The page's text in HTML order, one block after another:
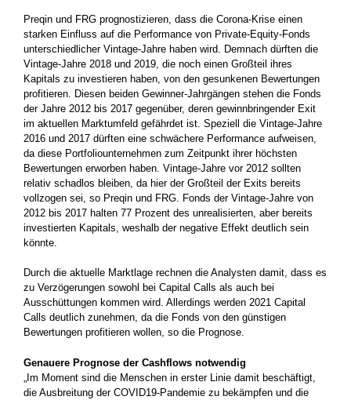
Preqin und FRG prognostizieren, dass die Corona-Krise einen
starken Einfluss auf die Performance von Private-Equity-Fonds
unterschiedlicher Vintage-Jahre haben wird. Demnach dürften die
Vintage-Jahre 2018 und 2019, die noch einen Großteil ihres
Kapitals zu investieren haben, von den gesunkenen Bewertungen
profitieren. Diesen beiden Gewinner-Jahrgängen stehen die Fonds
der Jahre 2012 bis 2017 gegenüber, deren gewinnbringender Exit
im aktuellen Marktumfeld gefährdet ist. Speziell die Vintage-Jahre
2016 und 2017 dürften eine schwächere Performance aufweisen,
da diese Portfoliounternehmen zum Zeitpunkt ihrer höchsten
Bewertungen erworben haben. Vintage-Jahre vor 2012 sollten
relativ schadlos bleiben, da hier der Großteil der Exits bereits
vollzogen sei, so Preqin und FRG. Fonds der Vintage-Jahre von
2012 bis 2017 halten 77 Prozent des unrealisierten, aber bereits
investierten Kapitals, weshalb der negative Effekt deutlich sein
könnte.
Durch die aktuelle Marktlage rechnen die Analysten damit, dass es
zu Verzögerungen sowohl bei Capital Calls als auch bei
Ausschüttungen kommen wird. Allerdings werden 2021 Capital
Calls deutlich zunehmen, da die Fonds von den günstigen
Bewertungen profitieren wollen, so die Prognose.
Genauere Prognose der Cashflows notwendig
„Im Moment sind die Menschen in erster Linie damit beschäftigt,
die Ausbreitung der COVID19-Pandemie zu bekämpfen und die